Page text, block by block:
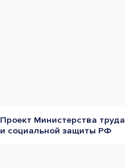
Проект Министерства труда
и социальной защиты РФ